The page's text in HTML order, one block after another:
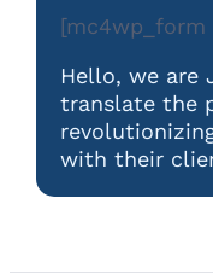
[mc4wp_form
Hello, we are
translate the
with their